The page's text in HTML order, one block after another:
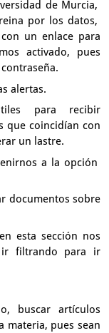
de Murcia,
por los datos,
un enlace para
activado, pues
alertas.
para recibir
que coincidían con
un lastre.
a la opción
documentos sobre
esta sección nos
ir filtrando para ir
buscar artículos
materia, pues sean